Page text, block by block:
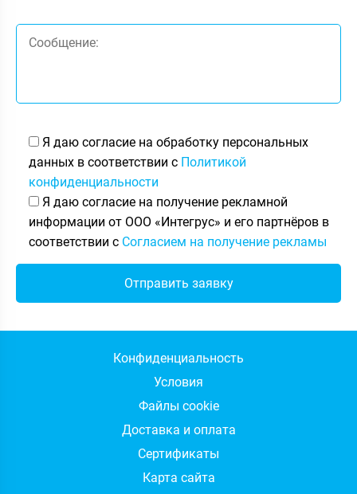
Я даю согласие на обработку персональных
данных в соответствии с Политикой
конфиденциальности
Я даю согласие на получение рекламной
информации от ООО «Интегрус» и его партнёров в
соответствии с Согласием на получение рекламы
Конфиденциальность
Условия
Файлы cookie
Доставка и оплата
Сертификаты
Карта сайта